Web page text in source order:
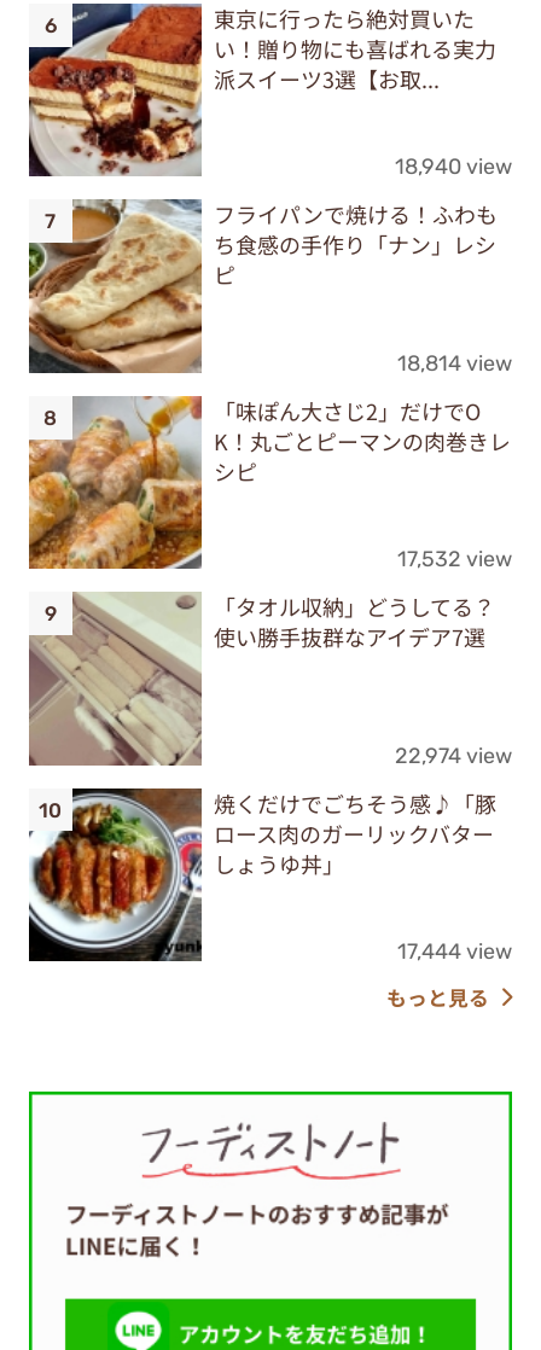
東京に行ったら絶対買いた
い！贈り物にも喜ばれる実力
派スイーツ3選【お取...
18,940 view
フライパンで焼ける！ふわも
ち食感の手作り「ナン」レシ
ピ
18,814 view
「味ぽん大さじ2」だけでO
K！丸ごとピーマンの肉巻きレ
シピ
17,532 view
「タオル収納」どうしてる？
使い勝手抜群なアイデア7選
22,974 view
焼くだけでごちそう感♪「豚
ロース肉のガーリックバター
しょうゆ丼」
17,444 view
もっと見る